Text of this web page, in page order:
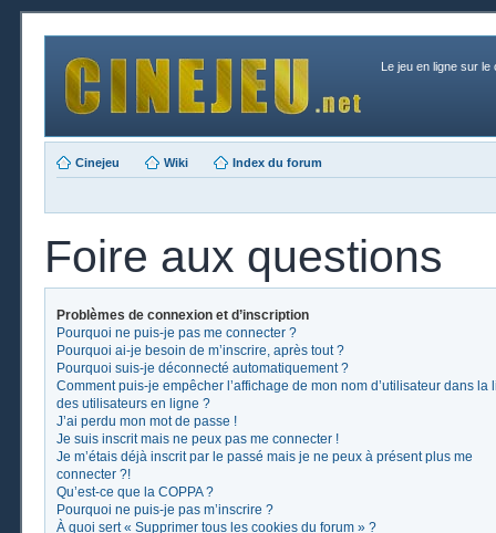
Le jeu en ligne sur le
Cinejeu Wiki Index du forum
Foire aux questions
Problèmes de connexion et d’inscription
Pourquoi ne puis-je pas me connecter ?
Pourquoi ai-je besoin de m’inscrire, après tout ?
Pourquoi suis-je déconnecté automatiquement ?
Comment puis-je empêcher l’affichage de mon nom d’utilisateur dans la
des utilisateurs en ligne ?
J’ai perdu mon mot de passe !
Je suis inscrit mais ne peux pas me connecter !
Je m’étais déjà inscrit par le passé mais je ne peux à présent plus me
connecter ?!
Qu’est-ce que la COPPA ?
Pourquoi ne puis-je pas m’inscrire ?
À quoi sert « Supprimer tous les cookies du forum » ?